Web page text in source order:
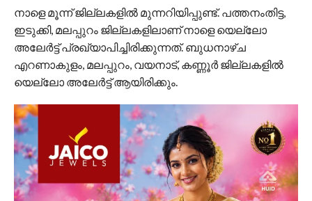
നാളെ മൂന്ന് ജില്ലകളില്‍ മുന്നറിയിപ്പുണ്ട്. പത്തനംതിട്ട,
ഇടുക്കി, മലപ്പുറം ജില്ലകളിലാണ് നാളെ യെല്ലോ
അലേര്‍ട്ട് പ്രഖ്യാപിച്ചിരിക്കുന്നത്. ബുധനാഴ്ച
എറണാകുളം, മലപ്പുറം, വയനാട്, കണ്ണൂര്‍ ജില്ലകളില്‍
യെല്ലോ അലേര്‍ട്ട് ആയിരിക്കും.